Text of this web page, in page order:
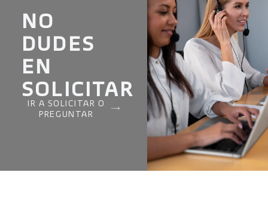
NO
DUDES
EN
SOLICITAR
IR A SOLICITAR O
PREGUNTAR